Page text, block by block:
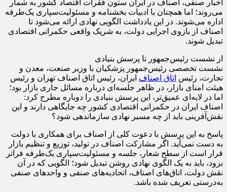
اخبار صنفی، اصناف در ایران ستون فقرات اقتصاد کشور به شمار
می‌روند؛ اما همچنان با ادبیات بخشنامه و مسئولیت‌سپاری یک‌طرفه
اداره می‌شوند. در این یادداشت الگویی نهادی ارائه می‌شود تا
اصناف از بازوی اجرایی دولت، به شریک واقعی حکمرانی اقتصادی
تبدیل شوند.
از نشست رئیس‌جمهور تا پرسش بنیادی
نشست تخصصی رئیس‌جمهور پزشکیان با وزیر صنعت، معدن و
تجارت، رئیس اتاق اصناف ایران، رئیس اتاق اصناف تهران و رئیس
هیئت امنای بازار، در ظاهر جلسه‌ای درباره مسائل جاری بازار بود؛
اما در لایه‌ای عمیق‌تر، این پرسش بنیادی را دوباره مطرح کرد:
اصناف ایران در حکمرانی اقتصادی کشور چه جایگاهی دارند و این
نقش‌آفرینی باید از چه مسیر نهادی سازماندهی شود؟
پاسخ به این پرسش با دعوت کلی از اصناف برای همکاری با دولت
به دست نمی‌آید. اگر مشارکت اصناف در تولید، توزیع و تنظیم بازار
قرار است از سطح شعار، جلسه و مسئولیت‌سپاری یک‌طرفه فراتر
برود، باید به یک الگوی نهادی روشن تبدیل شود؛ الگویی که در آن
نقش دولت، اتاق‌های اصناف، اتحادیه‌های صنفی و واحد‌های صنفی
به‌درستی تعریف شده باشد.